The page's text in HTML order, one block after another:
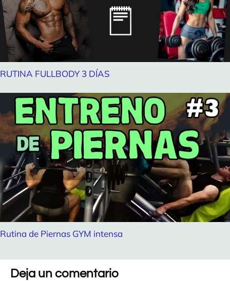
RUTINA FULLBODY 3 DÍAS
Rutina de Piernas GYM intensa
Deja un comentario